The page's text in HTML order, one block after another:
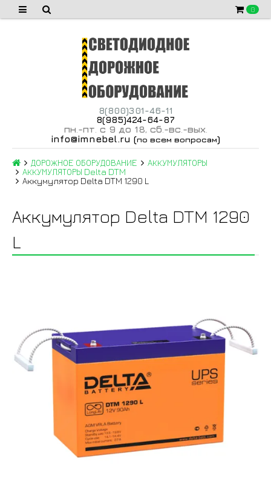
0
8(800)301-46-11
8(985)424-64-87
пн -пт с 9 до 18, сб -вс -вых.
info@imnebel.ru (по всем вопросам)
ДОРОЖНОЕ ОБОРУДОВАНИЕ
АККУМУЛЯТОРЫ
АККУМУЛЯТОРЫ Delta DTM
Аккумулятор Delta DTM 1290 L
Аккумулятор Delta DTM 1290
L